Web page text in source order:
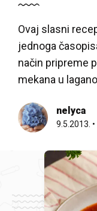
Ovaj slasni
jednoga
način pripreme
mekana u
nelyca
9.5.2013. •